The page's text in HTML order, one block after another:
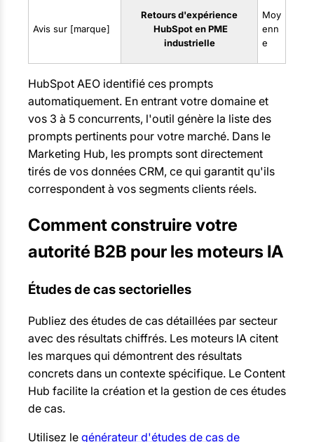
Avis sur [marque]
Retoursd'expérience
HubSpot en PME
industrielle
Moy
enn
e
HubSpot AEO identifié ces prompts
automatiquement. En entrant votre domaine et
vos 3 à 5 concurrents, l'outil génère la liste des
prompts pertinents pour votre marché. Dans le
Marketing Hub, les prompts sont directement
tirés de vos données CRM, ce qui garantit qu'ils
correspondent à vos segments clients réels.
Comment construire votre
autorité B2B pour les moteurs IA
Études de cas sectorielles
Publiez des études de cas détaillées par secteur
avec des résultats chiffrés. Les moteurs IA citent
les marques qui démontrent des résultats
concrets dans un contexte spécifique. Le Content
Hub facilite la création et la gestion de ces études
de cas.
Utilisez le générateur d'études de cas de